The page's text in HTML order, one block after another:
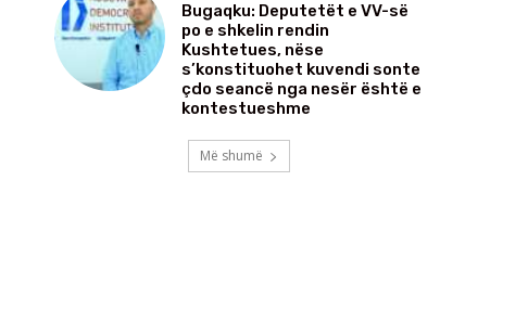
Bugaqku: Deputetët e VV-së
po e shkelin rendin
Kushtetues, nëse
s’konstituohet kuvendi sonte
çdo seancë nga nesër është e
kontestueshme
Më shumë